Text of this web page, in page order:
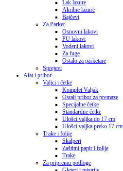
Lak lazure
Akrilne lazure
Bajčevi
Za Parket
Osnovni lakovi
PU lakovi
Vodeni lakovi
Za fuge
Ostalo za parketare
Sprejevi
Alat i pribor
Valjci i četke
Komplet Valjak
Ostali pribor za premaze
Specijalne četke
Standardne četke
Ulošci valjka do 17 cm
Ulošci valjka preko 17 cm
Trake i folije
Skalperi
Zaštitni papir i folije
Trake
Za pripremu podloge